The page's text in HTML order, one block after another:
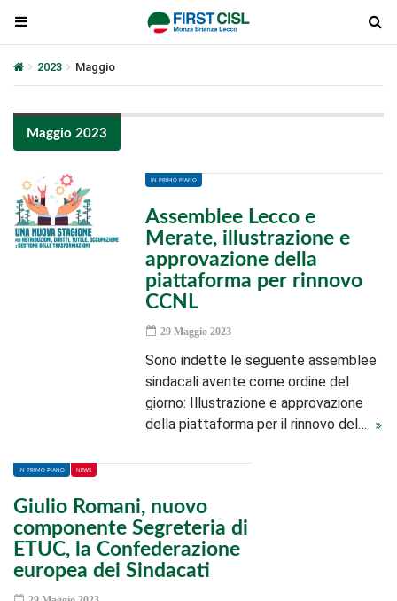
2023 Maggio
Maggio 2023
IN PRIMO PIANO
Assemblee Lecco e
Merate, illustrazione e
approvazione della
piattaforma per rinnovo
CCNL
29 Maggio 2023
Sono indette le seguente assemblee
sindacali avente come ordine del
giorno: Illustrazione e approvazione
della piattaforma per il rinnovo del…
IN PRIMO PIANO NEWS
Giulio Romani, nuovo
componente Segreteria di
ETUC, la Confederazione
europea dei Sindacati